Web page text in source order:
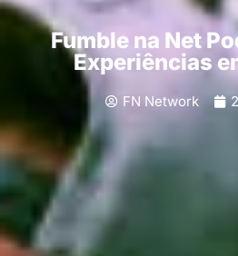
Fumble na Net
Experiências
FN Network